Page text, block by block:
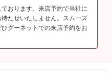
おります。来店予約で当社に
たせいたしません。スムーズ
グーネットでの来店予約をお